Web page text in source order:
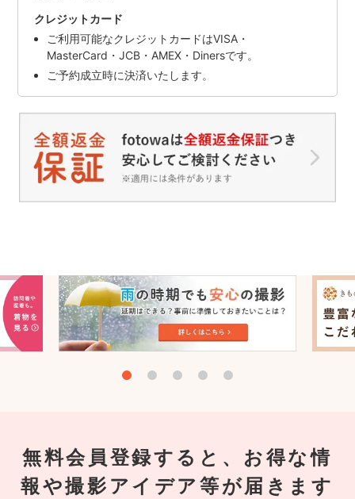
クレジットカード
ご利用可能なクレジットカードはVISA・
MasterCard・JCB・AMEX・Dinersです。
ご予約成立時に決済いたします。
無料会員登録すると、お得な情
報や撮影アイデア等が届きます